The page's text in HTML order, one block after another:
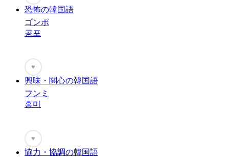
恐怖の韓国語
ゴンポ
공포
♥
興味・関心の韓国語
フンミ
흥미
♥
協力・協調の韓国語